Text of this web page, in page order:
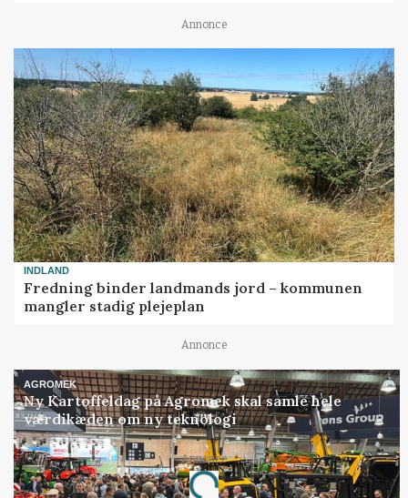
Annonce
INDLAND
Fredning binder landmands jord – kommunen
mangler stadig plejeplan
Annonce
AGROMEK
Ny Kartoffeldag på Agromek skal samle hele
værdikæden om ny teknologi
Annonce
Loading...